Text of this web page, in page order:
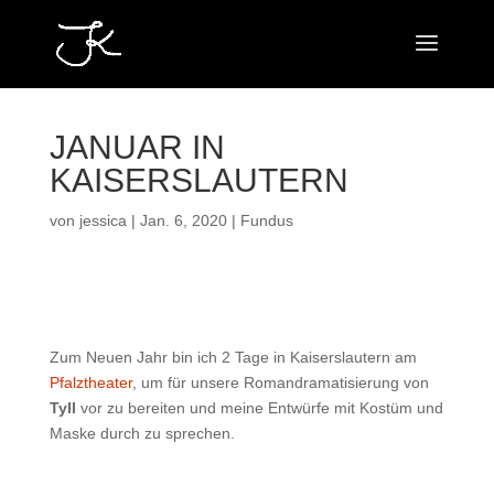
JANUAR IN
KAISERSLAUTERN
von jessica | Jan. 6, 2020| Fundus
Zum Neuen Jahr bin ich 2 Tage in Kaiserslautern am
Pfalztheater, um für unsere Romandramatisierung von
Tyll vor zu bereiten und meine Entwürfe mit Kostüm und
Maske durch zu sprechen.